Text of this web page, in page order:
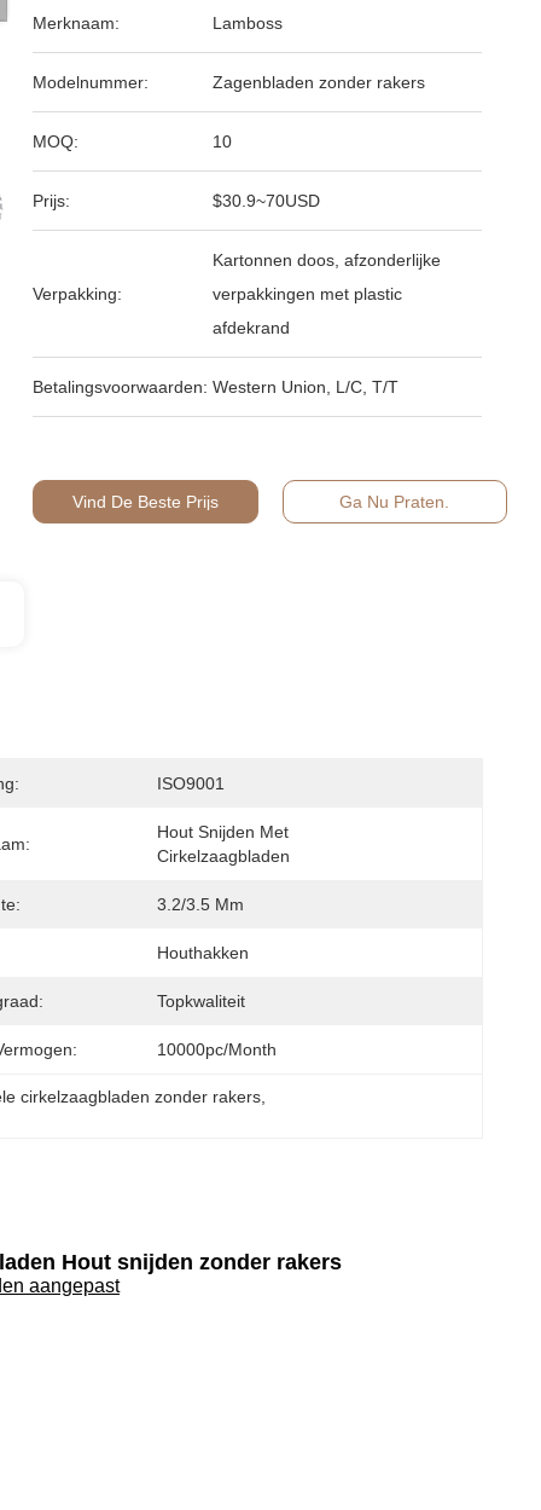
Merknaam: Lamboss
Modelnummer: Zagenbladen zonder rakers
MOQ: 10
Prijs: $30.9~70USD
Verpakking:
Kartonnen doos, afzonderlijke
verpakkingen met plastic
afdekrand
Betalingsvoorwaarden: Western Union, L/C, T/T
Vind De Beste Prijs Ga Nu Praten.
ISO9001
Hout Snijden Met
Cirkelzaagbladen
3.2/3.5 Mm
Houthakken
Topkwaliteit
10000pc/month
cirkelzaagbladen zonder rakers
Hout snijden zonder rakers
aangepast